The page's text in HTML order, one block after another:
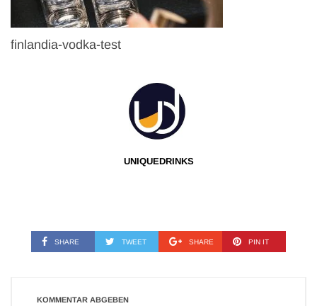
finlandia-vodka-test
UNIQUEDRINKS
SHARE TWEET SHARE PIN IT
KOMMENTAR ABGEBEN